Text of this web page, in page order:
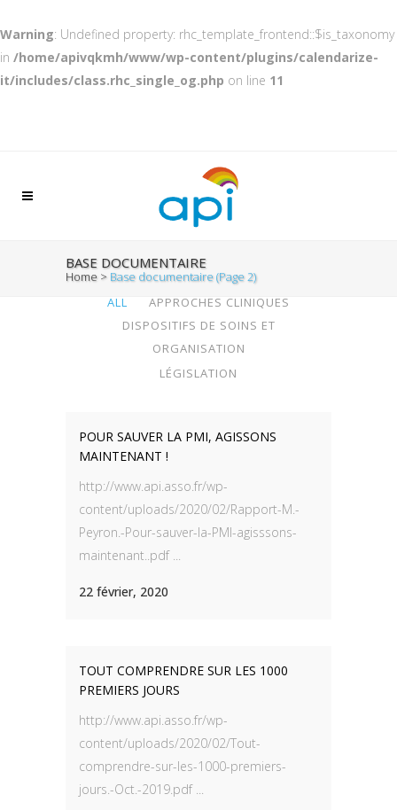
Warning: Undefined property: rhc_template_frontend::$is_taxonomy
in /home/apivqkmh/www/wp-content/plugins/calendarize-
it/includes/class.rhc_single_og.php on line 11
BASE DOCUMENTAIRE
Home > Base documentaire(Page 2)
ALL
APPROCHES CLINIQUES
DISPOSITIFS DE SOINS ET
ORGANISATION
LÉGISLATION
POUR SAUVER LA PMI, AGISSONS
MAINTENANT !
http://www.api.asso.fr/wp-
content/uploads/2020/02/Rapport-M.-
Peyron.-Pour-sauver-la-PMI-agisssons-
maintenant..pdf ...
22 février, 2020
TOUT COMPRENDRE SUR LES 1000
PREMIERS JOURS
http://www.api.asso.fr/wp-
content/uploads/2020/02/Tout-
comprendre-sur-les-1000-premiers-
jours.-Oct.-2019.pdf ...